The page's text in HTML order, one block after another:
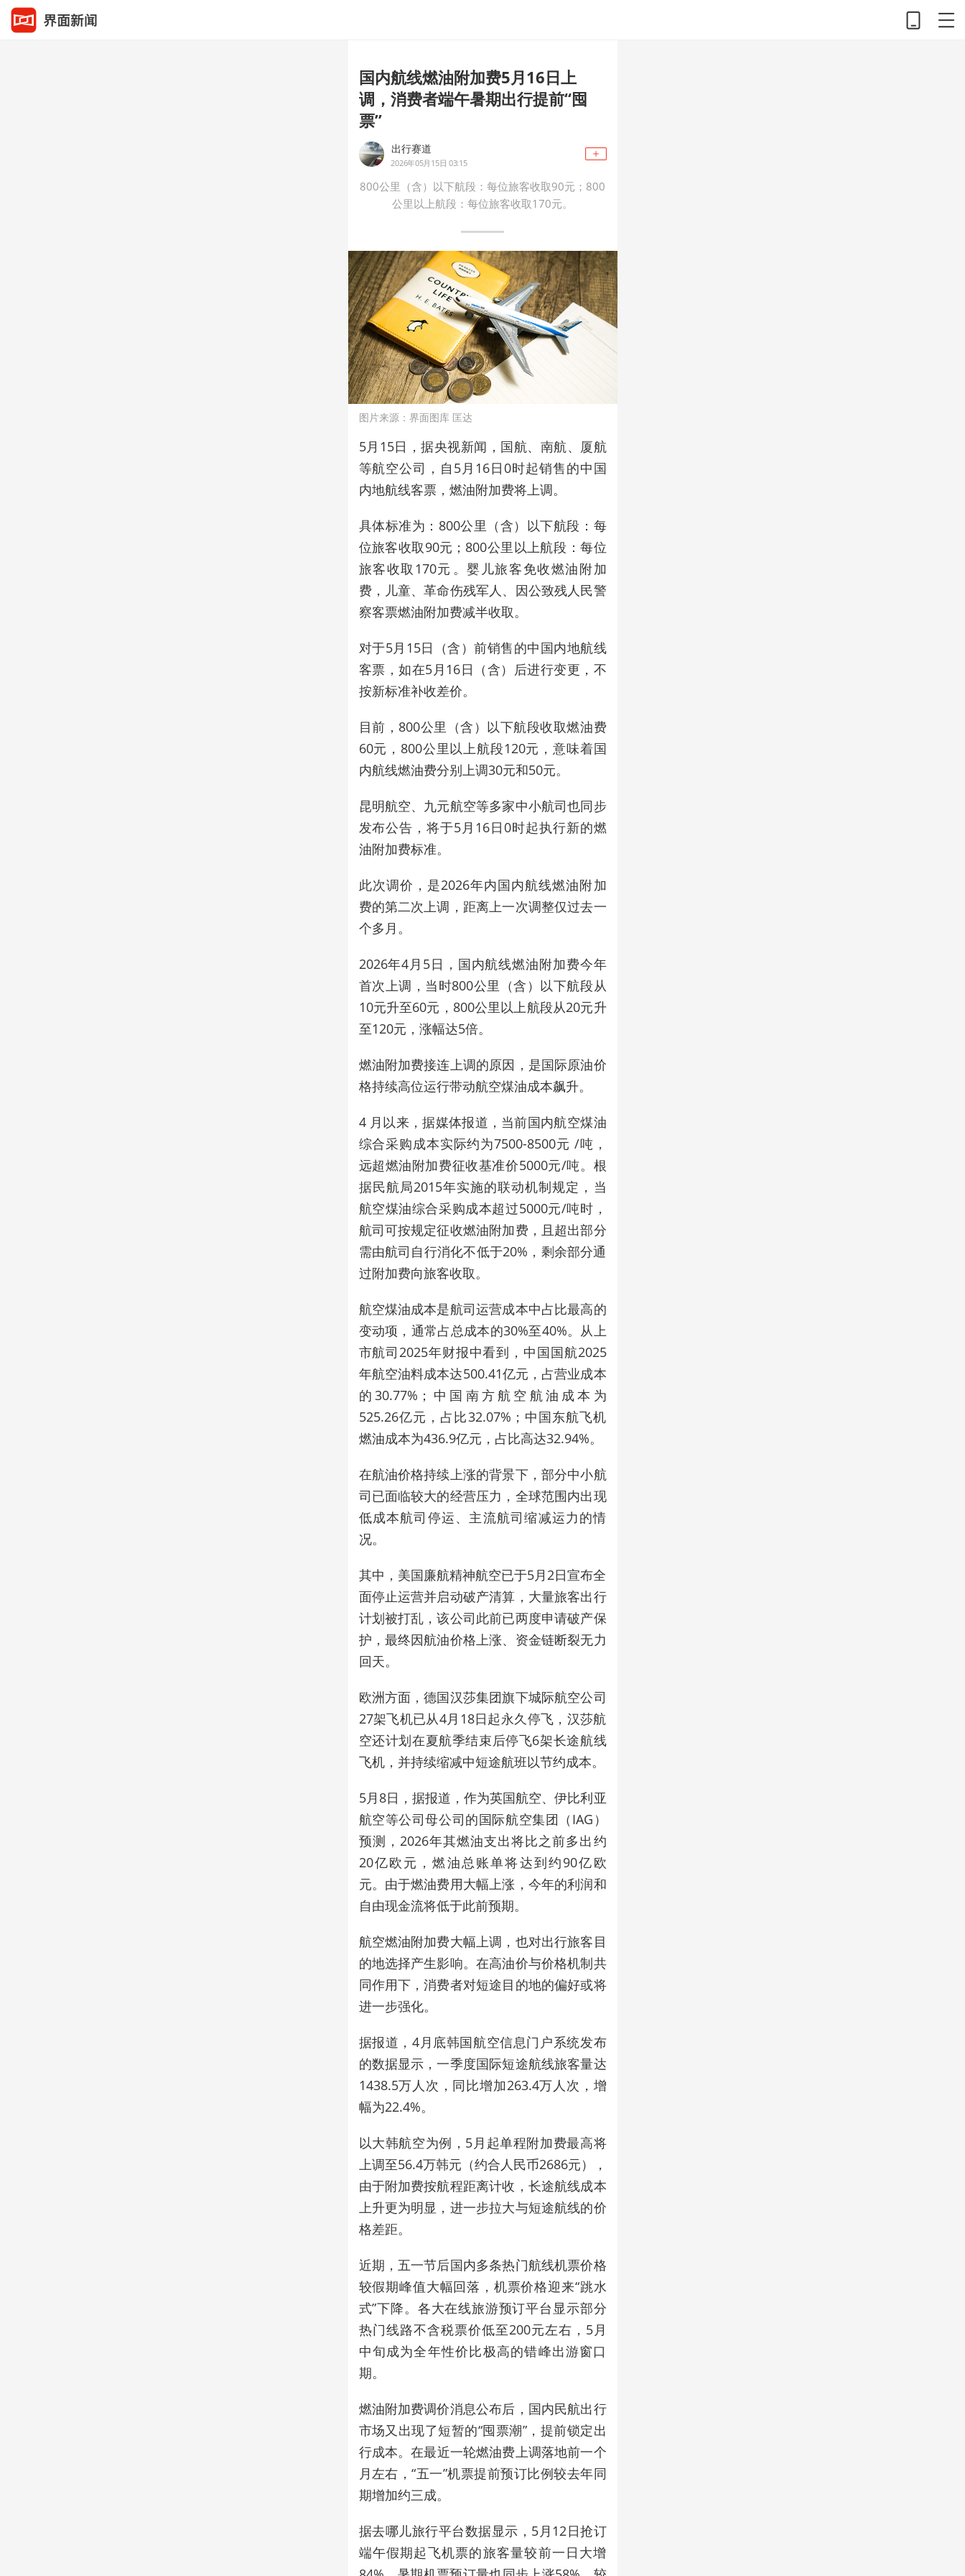
国内航线燃油附加费5月16日上
调，消费者端午暑期出行提前“囤
票”
出行赛道
2026年05月15日 03:15
800公里（含）以下航段‌：每位旅客收取‌90元‌；800
公里以上航段‌：每位旅客收取‌170元‌。
图片来源：界面图库 匡达
5月15日，据央视新闻，国航、南航、厦航
等航空公司，自5月16日0时起销售的中国
内地航线客票，燃油附加费将上调。
具体标准为：800公里（含）以下航段‌：每
位旅客收取‌90元‌；800公里以上航段‌：每位
旅客收取‌170元‌。婴儿旅客免收燃油附加
费，儿童、革命伤残军人、因公致残人民警
察客票燃油附加费减半收取。
对于5月15日（含）前销售的中国内地航线
客票，如在5月16日（含）后进行变更，不
按新标准补收差价。
目前，800公里（含）以下航段收取燃油费
60元，800公里以上航段120元，意味着国
内航线燃油费分别上调30元和50元。
昆明航空、九元航空等多家中小航司也同步
发布公告，将于5月16日0时起执行新的燃
油附加费标准。
此次调价，是2026年内国内航线燃油附加
费的第二次上调，距离上一次调整仅过去一
个多月。
2026年4月5日，国内航线燃油附加费今年
首次上调，当时800公里（含）以下航段从
10元升至60元，800公里以上航段从20元升
至120元，涨幅达5倍。
燃油附加费接连上调的原因，是国际原油价
格持续高位运行带动航空煤油成本飙升。
4 月以来，据媒体报道，当前国内航空煤油
综合采购成本实际约为7500-8500元 /吨，
远超燃油附加费征收基准价5000元/吨。根
据民航局2015年实施的联动机制规定，当
航空煤油综合采购成本超过5000元/吨时，
航司可按规定征收燃油附加费，且超出部分
需由航司自行消化不低于20%，剩余部分通
过附加费向旅客收取。
航空煤油成本是航司运营成本中占比最高的
变动项，通常占总成本的30%至40%。从上
市航司2025年财报中看到，中国国航2025
年航空油料成本达500.41亿元，占营业成本
的30.77%；中国南方航空航油成本为
525.26亿元，占比32.07%；中国东航飞机
燃油成本为436.9亿元，占比高达32.94%。
在航油价格持续上涨的背景下，部分中小航
司已面临较大的经营压力，全球范围内出现
低成本航司停运、主流航司缩减运力的情
况。
其中，美国廉航精神航空已于5月2日宣布全
面停止运营并启动破产清算，大量旅客出行
计划被打乱，该公司此前已两度申请破产保
护，最终因航油价格上涨、资金链断裂无力
回天。
欧洲方面，德国汉莎集团旗下城际航空公司
27架飞机已从4月18日起永久停飞，汉莎航
空还计划在夏航季结束后停飞6架长途航线
飞机，并持续缩减中短途航班以节约成本。
5月8日，据报道，作为英国航空、伊比利亚
航空等公司母公司的国际航空集团（IAG）
预测，2026年其燃油支出将比之前多出约
20亿欧元，燃油总账单将达到约90亿欧
元。由于燃油费用大幅上涨，今年的利润和
自由现金流将低于此前预期。
航空燃油附加费大幅上调，也对出行旅客目
的地选择产生影响。在高油价与价格机制共
同作用下，消费者对短途目的地的偏好或将
进一步强化。
据报道，4月底韩国航空信息门户系统发布
的数据显示，一季度国际短途航线旅客量达
1438.5万人次，同比增加263.4万人次，增
幅为22.4%。
以大韩航空为例，5月起单程附加费最高将
上调至56.4万韩元（约合人民币2686元），
由于附加费按航程距离计收，长途航线成本
上升更为明显，进一步拉大与短途航线的价
格差距。
近期，五一节后国内多条热门航线机票价格
较假期峰值大幅回落，机票价格迎来“跳水
式”下降。各大在线旅游预订平台显示部分
热门线路不含税票价低至200元左右，5月
中旬成为全年性价比极高的错峰出游窗口
期。
燃油附加费调价消息公布后，国内民航出行
市场又出现了短暂的“囤票潮”，提前锁定出
行成本。在最近一轮燃油费上调落地前一个
月左右，“五一”机票提前预订比例较去年同
期增加约三成。
据去哪儿旅行平台数据显示，5月12日抢订
端午假期起飞机票的旅客量较前一日大增